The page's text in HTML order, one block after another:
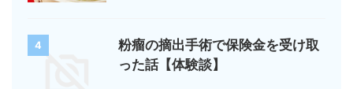
4
粉瘤の摘出手術で保険金を受け取
った話【体験談】